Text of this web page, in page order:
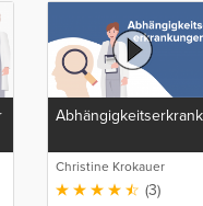
Christine Krokauer
(3)